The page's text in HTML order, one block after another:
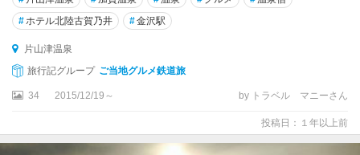
#ホテル北陸古賀乃井 #金沢駅
片山津温泉
旅行記グループ ご当地グルメ鉄道旅
34 2015/12/19～ by トラベル マニーさん
投稿日：１年以上前